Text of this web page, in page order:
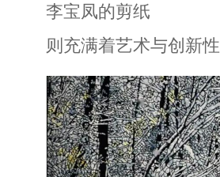
李宝凤的剪纸
则充满着艺术与创新性